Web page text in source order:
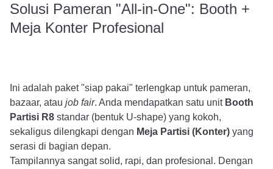
Solusi Pameran "All-in-One": Booth +
Meja Konter Profesional
Ini adalah paket "siap pakai" terlengkap untuk pameran,
bazaar, atau job fair. Anda mendapatkan satu unit Booth
Partisi R8 standar (bentuk U-shape) yang kokoh,
sekaligus dilengkapi dengan Meja Partisi (Konter) yang
serasi di bagian depan.
Tampilannya sangat solid, rapi, dan profesional. Dengan